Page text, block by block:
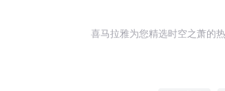
喜马拉雅为您精选时空之萧的